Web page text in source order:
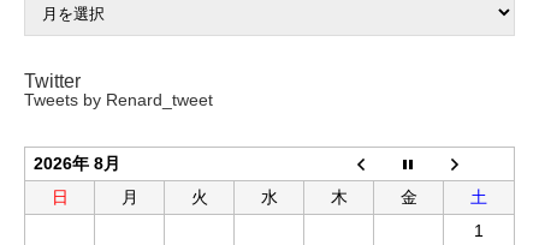
Twitter
Tweets by Renard_tweet
2026年 8月
日
月 火 水 木 金
土
1